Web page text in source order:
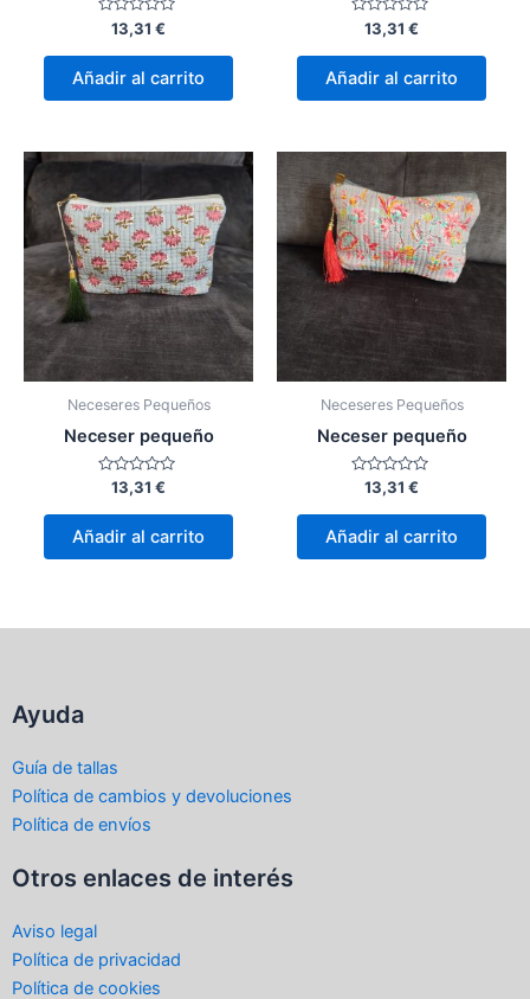
Valorado
con
0
de
5
13,31 €
Añadir al carrito
Valorado
con
0
de
5
13,31 €
Añadir al carrito
Neceseres Pequeños
Neceser pequeño
Valorado
0
de
5
13,31 €
Añadir al carrito
Neceseres Pequeños
Neceser pequeño
Valorado
0
de
5
13,31 €
Añadir al carrito
Ayuda
Guía de tallas
Política de cambios y devoluciones
Política de envíos
Otros enlaces de interés
Aviso legal
Política de privacidad
Política de cookies